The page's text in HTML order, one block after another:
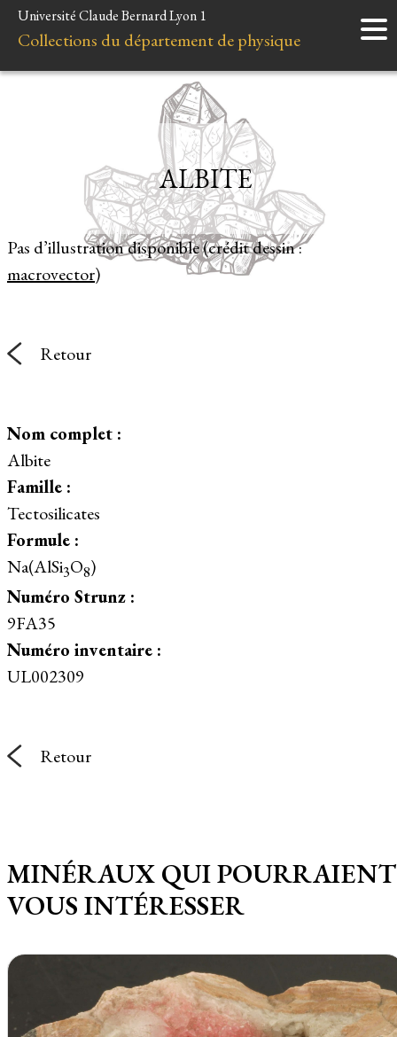
Accueil
Instruments
Liens et ressources
Université Claude Bernard Lyon 1
Collections du département de physique
Pas d’illustration disponible (crédit dessin :
macrovector)
ALBITE
Retour
Nom complet :
Albite
Famille :
Tectosilicates
Formule :
Na(AlSi3O8)
Numéro Strunz :
9FA35
Numéro inventaire :
UL002309
Retour
MINÉRAUX QUI POURRAIENT
VOUS INTÉRESSER